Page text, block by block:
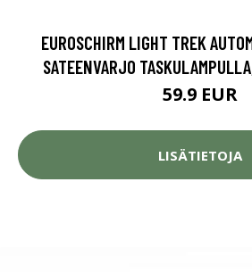
EUROSCHIRM LIGHT TREK
SATEENVARJO
59.9 EUR
LISÄTIETOJA